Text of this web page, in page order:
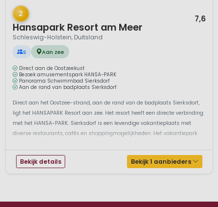
1 / 12
2
Hansapark Resort am Meer
7,6
Schleswig-Holstein, Duitsland
S Aan zee
Direct aan de Oostzeekust
Bezoek amusementspark HANSA-PARK
Panorama Schwimmbad Sierksdorf
Aan de rand van badplaats Sierksdorf
Direct aan het Oostzee-strand, aan de rand van de badplaats Sierksdorf,
ligt het HANSAPARK Resort aan zee. Het resort heeft een directe verbinding
met het HANSA-PARK. Sierksdorf is een levendige vakantieplaats met
diverse restaurants, cafés en shoppingmogelijkheden. Het vakantiepark
Bekijk details Bekijk 1 aanbieders